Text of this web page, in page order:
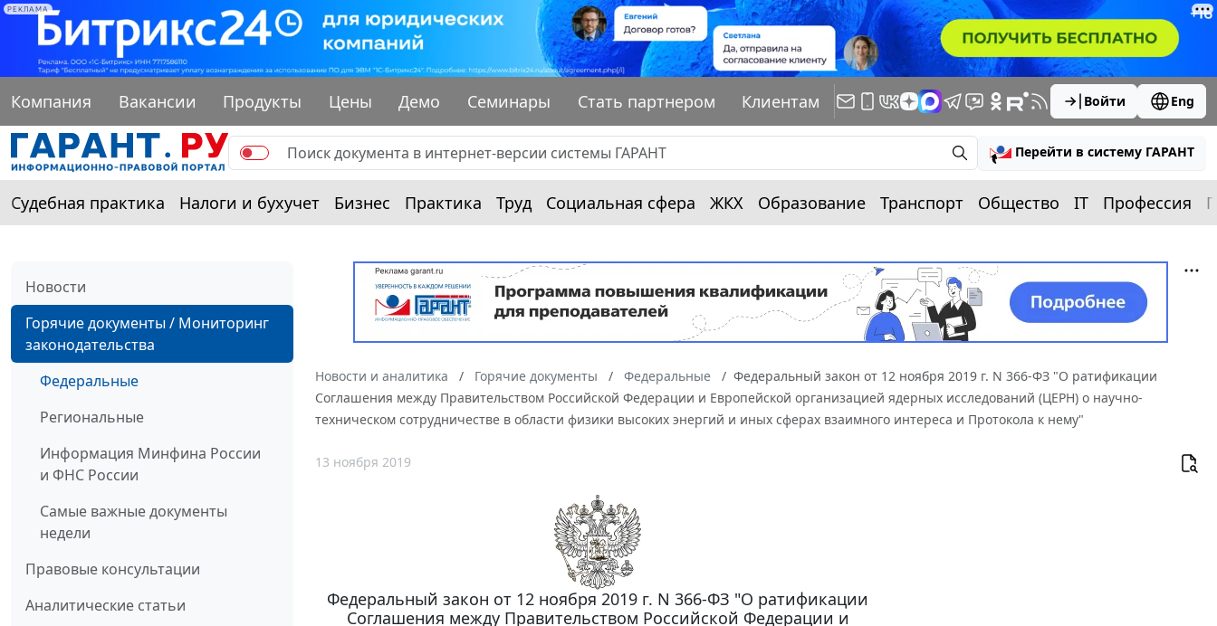
РЕКЛАМА
Компания Вакансии Продукты Цены Демо Семинары Стать партнером Клиентам Войти Eng
Перейти в систему ГАРАНТ
Судебная практика Налоги и бухучет Бизнес Практика Труд Социальная сфера ЖКХ Образование Транспорт Общество IT Профессия
Новости
Горячие документы / Мониторинг
законодательства
Федеральные
Региональные
Информация Минфина России
и ФНС России
Самые важные документы
недели
Правовые консультации
Аналитические статьи
Новости и аналитика Горячие документы Федеральные
Федеральный закон от 12 ноября 2019 г. N 366-ФЗ "О ратификации
Соглашения между Правительством Российской Федерации и Европейской организацией ядерных исследований (ЦЕРН) о научно-
техническом сотрудничестве в области физики высоких энергий и иных сферах взаимного интереса и Протокола к нему"
13 ноября 2019
Федеральный закон от 12 ноября 2019 г. N 366-ФЗ "О ратификации
Соглашения между Правительством Российской Федерации и